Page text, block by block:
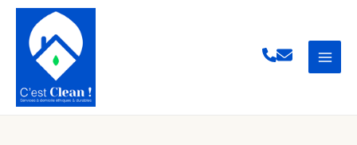
Aller
contenu